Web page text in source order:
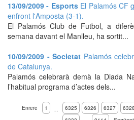
13/09/2009 - Esports El Palamós CF
enfront l'Amposta (3-1).
El Palamós Club de Futbol, a
semana davant el Manlleu, ha sortit...
10/09/2009 - Societat Palamós
de Catalunya.
Palamós celebrarà demà la Diada
l’habitual programa d’actes dels...
Enrere 1 … 6325 6326 6327 6328